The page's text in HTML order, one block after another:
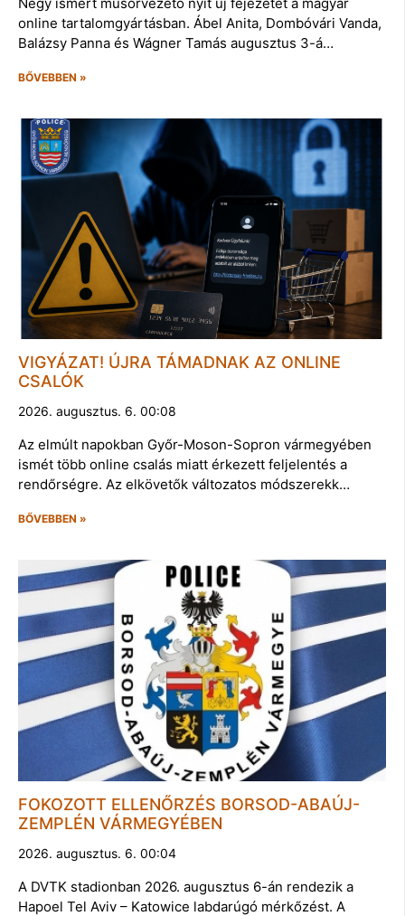
online tartalomgyártásban. Ábel Anita, Dombóvári Vanda,
Balázsy Panna és Wágner Tamás augusztus 3-á…
BŐVEBBEN »
VIGYÁZAT! ÚJRA TÁMADNAK AZ ONLINE
CSALÓK
2026. augusztus. 6. 00:08
Az elmúlt napokban Győr-Moson-Sopron vármegyében
ismét több online csalás miatt érkezett feljelentés a
rendőrségre. Az elkövetők változatos módszerekk…
BŐVEBBEN »
FOKOZOTT ELLENŐRZÉS BORSOD-ABAÚJ-
ZEMPLÉN VÁRMEGYÉBEN
2026. augusztus. 6. 00:04
A DVTK stadionban 2026. augusztus 6-án rendezik a
Hapoel Tel Aviv – Katowice labdarúgó mérkőzést. A